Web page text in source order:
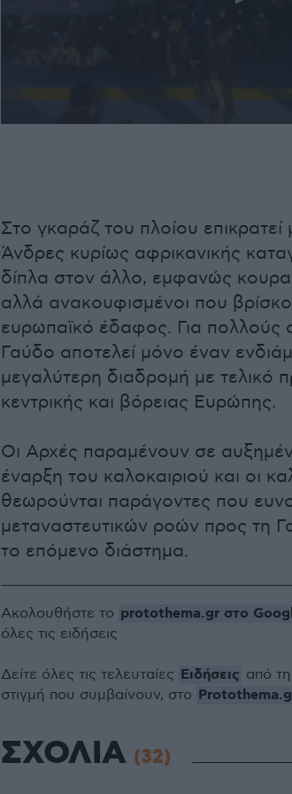
Στο γκαράζ του πλοίου
Άνδρες κυρίως αφρικανικής
δίπλα στον άλλο, εμφανώς
αλλά ανακουφισμένοι που
ευρωπαϊκό έδαφος. Για πολλούς
Γαύδο αποτελεί μόνο έναν
μεγαλύτερη διαδρομή με τελικό
κεντρικής και βόρειας Ευρώπης.
Οι Αρχές παραμένουν σε
έναρξη του καλοκαιριού και οι
θεωρούνται παράγοντες που
μεταναστευτικών ροών προς τη
το επόμενο διάστημα.
Ακολουθήστε το protothema.gr στο
όλες τις ειδήσεις
Δείτε όλες τις τελευταίες Ειδήσεις από
στιγμή που συμβαίνουν, στο
ΣΧΟΛΙΑ (32)